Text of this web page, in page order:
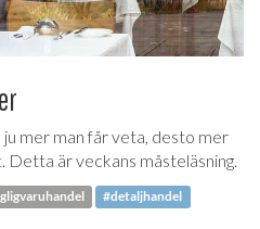
mer man får veta, desto mer
är veckans måsteläsning.
#detaljhandel